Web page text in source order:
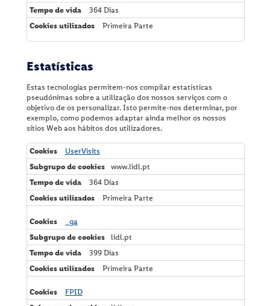
o
364 Dias
Primeira Parte
Estatísticas
Estas tecnologias permitem-nos compilar estatísticas
pseudónimas sobre a utilização dos nossos serviços com o
objetivo de os personalizar. Isto permite-nos determinar, por
exemplo, como podemos adaptar ainda melhor os nossos
sítios Web aos hábitos dos utilizadores.
E
s
a
t
i
c
a
s
UserVisits
www.lidl.pt
364 Dias
Primeira Parte
_ga
lidl.pt
399 Dias
Primeira Parte
FPID